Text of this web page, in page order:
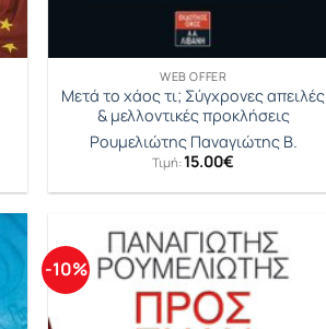
WEB OFFER
Μετά το χάος τι; Σύγχρονες απειλές
& μελλοντικές προκλήσεις
Ρουμελιώτης Παναγιώτης Β.
Τιμή:15.00€
-10%